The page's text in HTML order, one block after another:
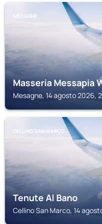
MESAGNE
Masseria Messapia
Mesagne, 14 agosto 2026,
CELLINO SAN MARCO
Tenute Al Bano
Cellino San Marco, 14